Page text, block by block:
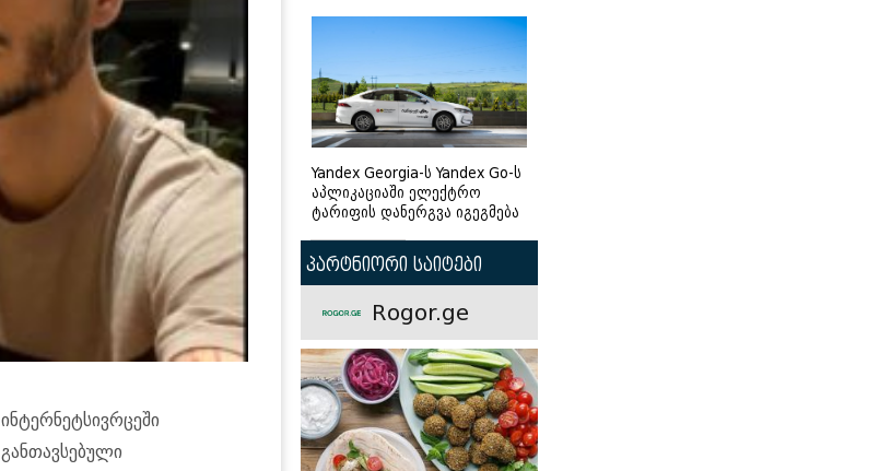
ინტერნეტსივრცეში
განთავსებული
Yandex Georgia-ს Yandex Go-ს
აპლიკაციაში ელექტრო
ტარიფის დანერგვა იგეგმება
პარტნიორი საიტები
Rogor.ge